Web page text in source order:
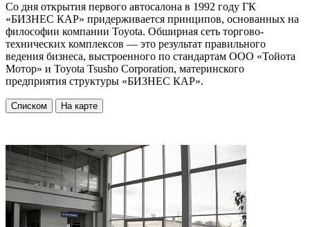
Со дня открытия первого автосалона в 1992 году ГК
«БИЗНЕС КАР» придерживается принципов, основанных на
философии компании Toyota. Обширная сеть торгово-
технических комплексов — это результат правильного
ведения бизнеса, выстроенного по стандартам ООО «Тойота
Мотор» и Toyota Tsusho Corporation, материнского
предприятия структуры «БИЗНЕС КАР».
Списком На карте